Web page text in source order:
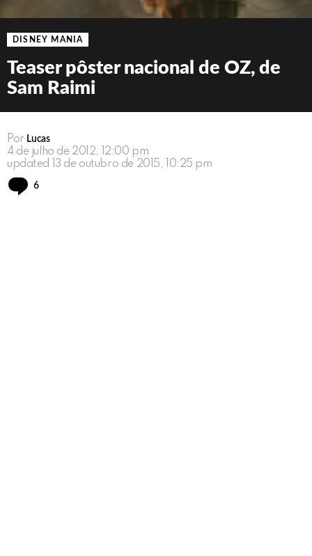
DISNEY MANIA
Teaser pôster nacional de OZ, de
Sam Raimi
Por Lucas
4 de julho de 2012, 12:00 pm
updated
13 de outubro de 2015, 10:25 pm
6